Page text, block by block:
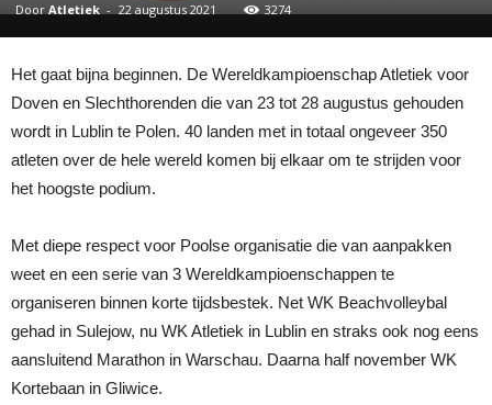
Door Atletiek - 22 augustus 2021 3274
Het gaat bijna beginnen. De Wereldkampioenschap Atletiek voor
Doven en Slechthorenden die van 23 tot 28 augustus gehouden
wordt in Lublin te Polen. 40 landen met in totaal ongeveer 350
atleten over de hele wereld komen bij elkaar om te strijden voor
het hoogste podium.
Met diepe respect voor Poolse organisatie die van aanpakken
weet en een serie van 3 Wereldkampioenschappen te
organiseren binnen korte tijdsbestek. Net WK Beachvolleybal
gehad in Sulejow, nu WK Atletiek in Lublin en straks ook nog eens
aansluitend Marathon in Warschau. Daarna half november WK
Kortebaan in Gliwice.